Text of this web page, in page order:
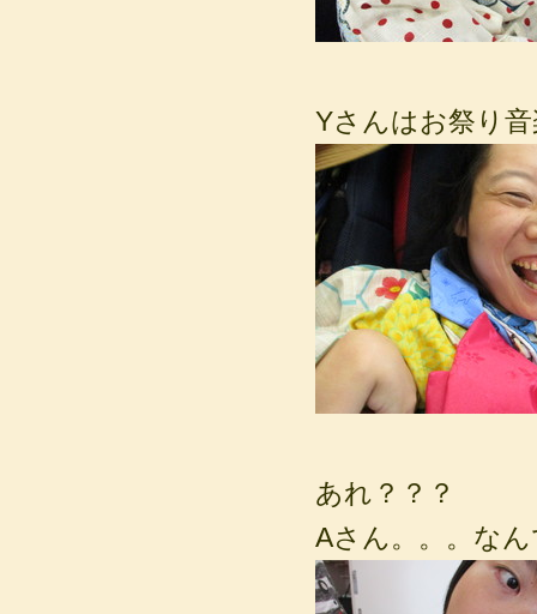
Yさんはお祭り
あれ？？？
Aさん。。。な